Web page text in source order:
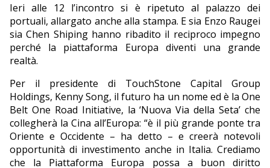
Ieri alle 12 l’incontro si è ripetuto al palazzo dei
portuali, allargato anche alla stampa. E sia Enzo Raugei
sia Chen Shiping hanno ribadito il reciproco impegno
perché la piattaforma Europa diventi una grande
realtà.
Per il presidente di TouchStone Capital Group
Holdings, Kenny Song, il futuro ha un nome ed è la One
Belt One Road Initiative, la ‘Nuova Via della Seta’ che
collegherà la Cina all’Europa: “è il più grande ponte tra
Oriente e Occidente – ha detto – e creerà notevoli
opportunità di investimento anche in Italia. Crediamo
che la Piattaforma Europa possa a buon diritto